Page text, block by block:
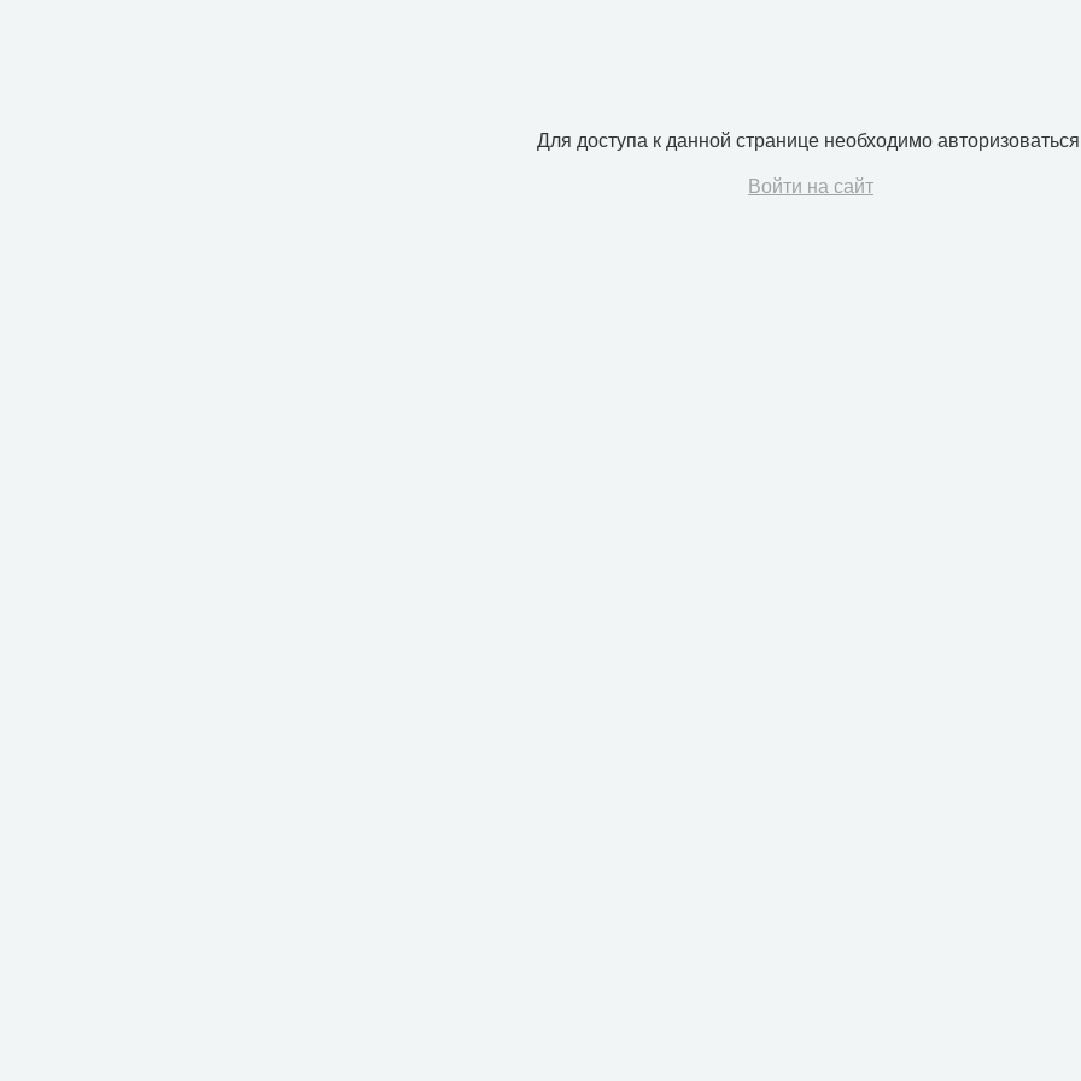
Для доступа к данной странице необходимо
Войти на сайт